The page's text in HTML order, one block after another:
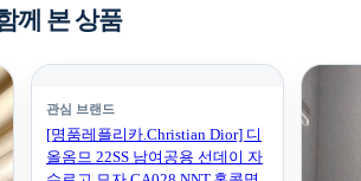
께 본 상품
관심 브랜드
[명품레플리카.Christian Dior] 디
올옴므 22SS 남여공용 선데이 자